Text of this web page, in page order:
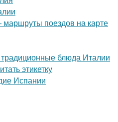
поездов на карте
блюда Италии
этикетку
Испании